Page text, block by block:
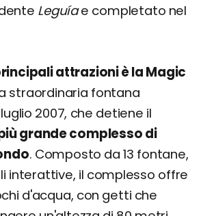
Leguíae completato nel
attrazioni è la Magic
straordinaria fontana
2007, che detiene il
grande complesso di
. Composto da 13 fontane,
interattive, il complesso offre
d'acqua, con getti che